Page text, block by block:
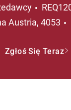
Austria, 4053
Zgłoś Się Teraz